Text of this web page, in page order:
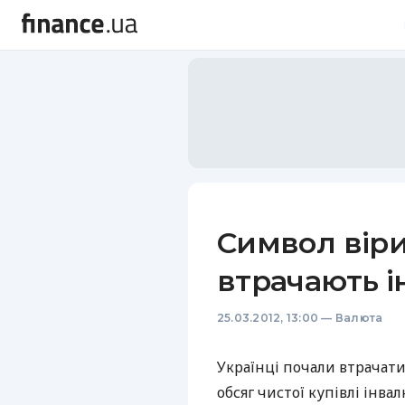
Символ
втрачають
25.03.2012, 13:00 — Валюта
Українці почали
обсяг чистої купівлі